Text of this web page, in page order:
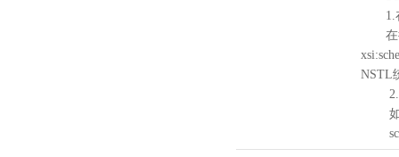
1.
在待
NSTL
2.
如需